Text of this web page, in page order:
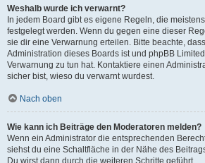
Weshalb wurde ich verwarnt?
In jedem Board gibt es eigene Regeln, die
festgelegt werden. Wenn du gegen eine dieser
sie dir eine Verwarnung erteilen. Bitte beachte,
Administration dieses Boards ist und phpBB
Verwarnung zu tun hat. Kontaktiere einen
sicher bist, wieso du verwarnt wurdest.
Nach oben
Wie kann ich Beiträge den Moderatoren melden?
Wenn ein Administrator die entsprechenden
siehst du eine Schaltfläche in der Nähe des
Du wirst dann durch die weiteren Schritte geführt.